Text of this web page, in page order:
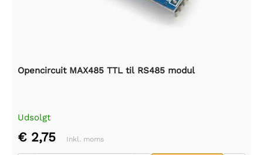
Opencircuit MAX485 TTL til RS485 modul
Udsolgt
€ 2,75 Inkl. moms